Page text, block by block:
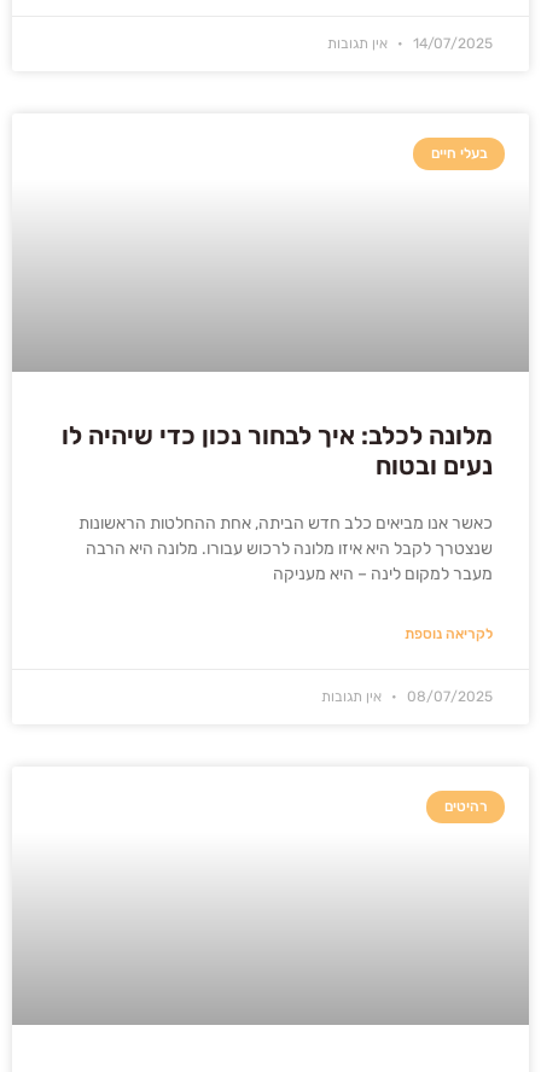
14/07/2025 אין תגובות
בעלי חיים
מלונה לכלב: איך לבחור נכון כדי שיהיה לו
נעים ובטוח
כאשר אנו מביאים כלב חדש הביתה, אחת ההחלטות הראשונות
שנצטרך לקבל היא איזו מלונה לרכוש עבורו. מלונה היא הרבה
מעבר למקום לינה – היא מעניקה
לקריאה נוספת
08/07/2025 אין תגובות
רהיטים